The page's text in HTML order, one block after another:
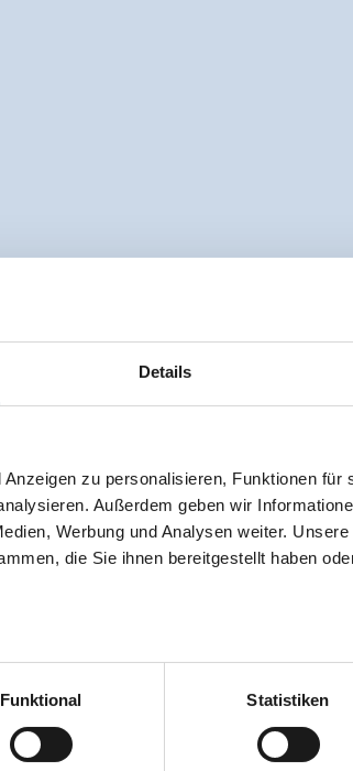
Details
zu personalisieren, Funktionen für
Außerdem geben wir
Werbung und Analysen weiter.
die Sie ihnen bereitgestellt haben
KG
Funktional Statistiken